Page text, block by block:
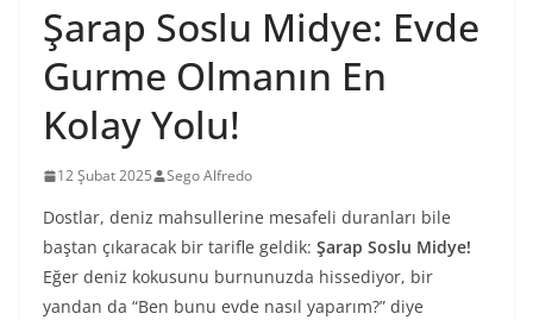
Şarap Soslu Midye: Evde
Gurme Olmanın En
Kolay Yolu!
12 Şubat 2025 Sego Alfredo
Dostlar, deniz mahsullerine mesafeli duranları bile
baştan çıkaracak bir tarifle geldik: Şarap Soslu Midye!
Eğer deniz kokusunu burnunuzda hissediyor, bir
yandan da “Ben bunu evde nasıl yaparım?” diye